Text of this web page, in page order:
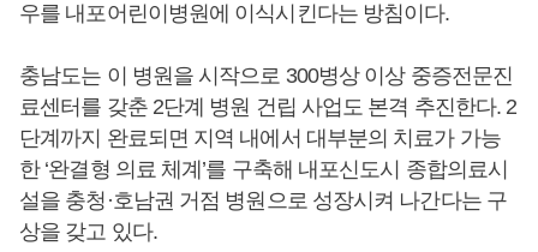
우를 내포어린이병원에 이식시킨다는 방침이다.
충남도는 이 병원을 시작으로 300병상 이상 중증전문진
료센터를 갖춘 2단계 병원 건립 사업도 본격 추진한다. 2
단계까지 완료되면 지역 내에서 대부분의 치료가 가능
한 ‘완결형 의료 체계’를 구축해 내포신도시 종합의료시
설을 충청·호남권 거점 병원으로 성장시켜 나간다는 구
상을 갖고 있다.